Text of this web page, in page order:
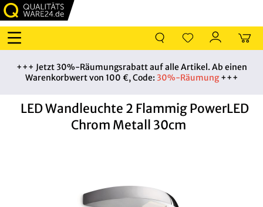
+++ Jetzt 30%-Räumungsrabatt auf alle Artikel. Ab einen
Warenkorbwert von 100 €, Code: 30%-Räumung+++
LED Wandleuchte 2 Flammig PowerLED
Chrom Metall 30cm